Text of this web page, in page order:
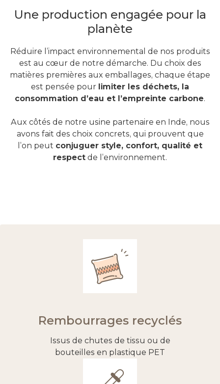
Une production engagée pour la
planète
Réduire l’impact environnemental de nos produits
est au cœur de notre démarche. Du choix des
matières premières aux emballages, chaque étape
est pensée pour limiter les déchets, la
consommation d’eau et l’empreinte carbone.
Aux côtés de notre usine partenaire en Inde, nous
avons fait des choix concrets, qui prouvent que
l’on peut conjuguer style, confort, qualité et
respect de l’environnement.
Rembourrages recyclés
Issus de chutes de tissu ou de
bouteilles en plastique PET